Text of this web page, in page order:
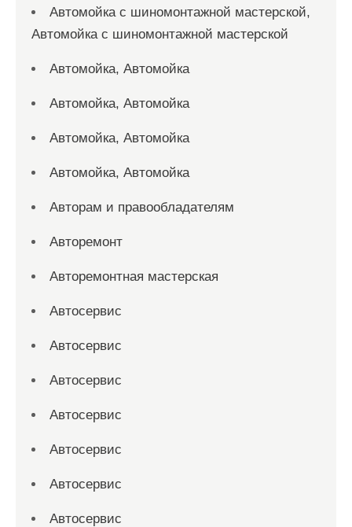
Автомойка с шиномонтажной мастерской,
Автомойка с шиномонтажной мастерской
Автомойка, Автомойка
Автомойка, Автомойка
Автомойка, Автомойка
Автомойка, Автомойка
Авторам и правообладателям
Авторемонт
Авторемонтная мастерская
Автосервис
Автосервис
Автосервис
Автосервис
Автосервис
Автосервис
Автосервис